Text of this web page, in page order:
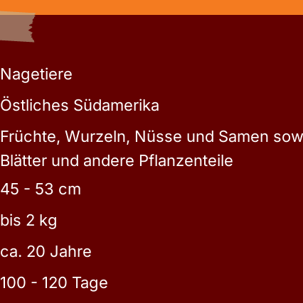
Nagetiere
Östliches Südamerika
Früchte, Wurzeln, Nüsse und Samen
Blätter und andere Pflanzenteile
45 - 53 cm
bis 2 kg
ca. 20 Jahre
100 - 120 Tage